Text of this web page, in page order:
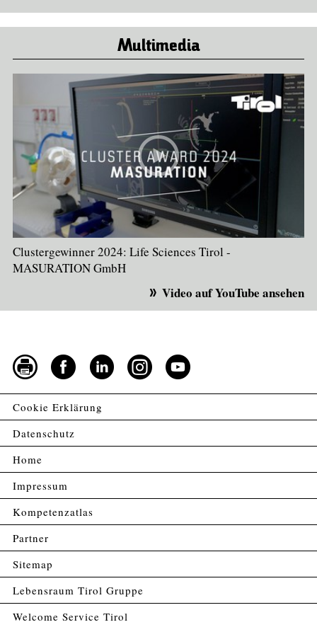
Multimedia
Clustergewinner 2024: Life Sciences Tirol -
MASURATION GmbH
Video auf YouTube ansehen
Cookie Erklärung
Datenschutz
Home
Impressum
Kompetenzatlas
Partner
Sitemap
Lebensraum Tirol Gruppe
Welcome Service Tirol